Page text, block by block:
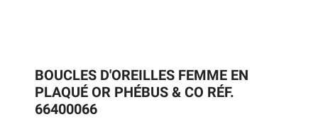
BOUCLES D'OREILLES FEMME EN
PLAQUÉ OR PHÉBUS & CO RÉF.
66400066